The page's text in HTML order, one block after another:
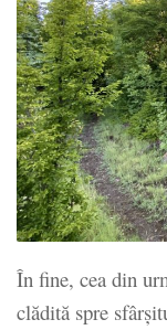
În fine, cea din
clădită spre